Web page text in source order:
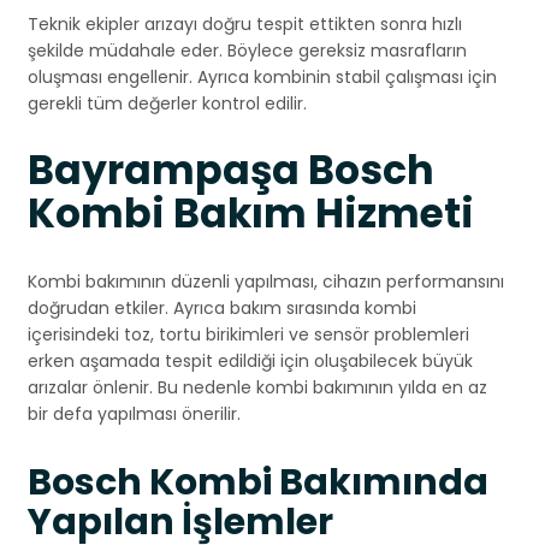
Teknik ekipler arızayı doğru tespit ettikten sonra hızlı
şekilde müdahale eder. Böylece gereksiz masrafların
oluşması engellenir. Ayrıca kombinin stabil çalışması için
gerekli tüm değerler kontrol edilir.
Bayrampaşa Bosch
Kombi Bakım Hizmeti
Kombi bakımının düzenli yapılması, cihazın performansını
doğrudan etkiler. Ayrıca bakım sırasında kombi
içerisindeki toz, tortu birikimleri ve sensör problemleri
erken aşamada tespit edildiği için oluşabilecek büyük
arızalar önlenir. Bu nedenle kombi bakımının yılda en az
bir defa yapılması önerilir.
Bosch Kombi Bakımında
Yapılan İşlemler